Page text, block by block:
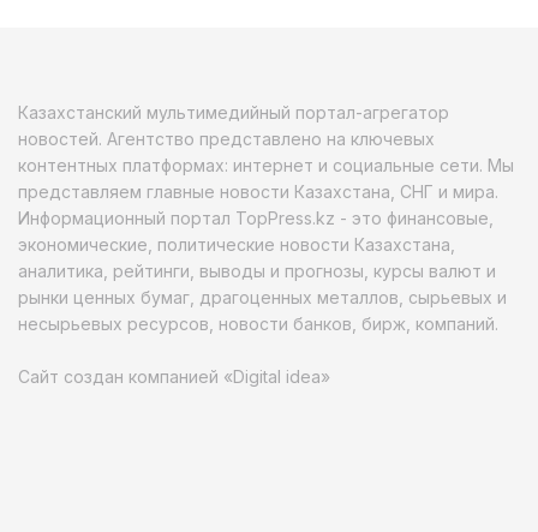
Казахстанский мультимедийный портал-агрегатор
новостей. Агентство представлено на ключевых
контентных платформах: интернет и социальные сети. Мы
представляем главные новости Казахстана, СНГ и мира.
Информационный портал TopPress.kz - это финансовые,
экономические, политические новости Казахстана,
аналитика, рейтинги, выводы и прогнозы, курсы валют и
рынки ценных бумаг, драгоценных металлов, сырьевых и
несырьевых ресурсов, новости банков, бирж, компаний.
Сайт создан компанией «Digital idea»